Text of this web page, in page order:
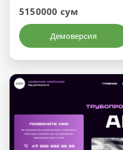
5150000 сум
Демоверсия